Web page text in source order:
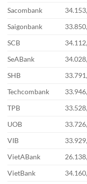
Sacombank
Saigonbank
SCB
SeABank
SHB
Techcombank
TPB
UOB
VIB
VietABank
VietBank